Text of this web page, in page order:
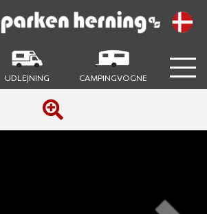
UDLEJNING CAMPINGVOGNE